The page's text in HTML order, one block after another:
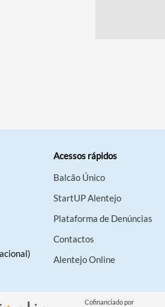
Acessos rápidos
Balcão Único
StartUP Alentejo
Plataforma de Denúncias
Contactos
Alentejo Online
Cofinanciado por